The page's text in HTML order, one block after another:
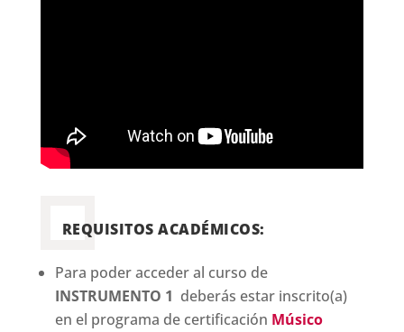
REQUISITOS ACADÉMICOS:
Para poder acceder al curso de
INSTRUMENTO 1 deberás estar inscrito(a)
en el programa de certificación Músico